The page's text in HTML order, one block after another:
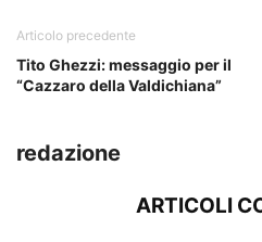
Articolo precedente
Tito Ghezzi: messaggio per il
“Cazzaro della Valdichiana”
redazione
ARTICOLI